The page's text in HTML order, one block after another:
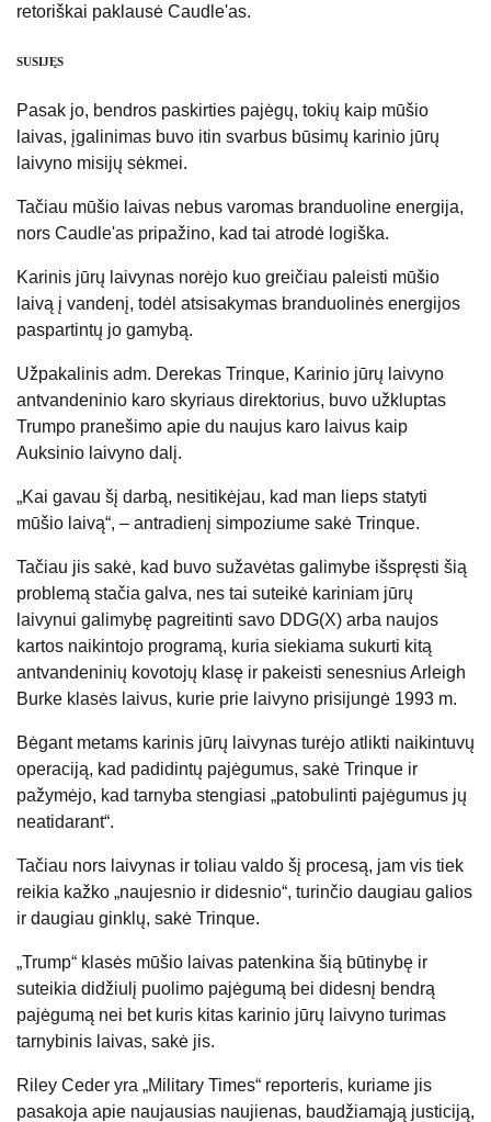
retoriškai paklausė Caudle'as.
SUSIJĘS
Pasak jo, bendros paskirties pajėgų, tokių kaip mūšio
laivas, įgalinimas buvo itin svarbus būsimų karinio jūrų
laivyno misijų sėkmei.
Tačiau mūšio laivas nebus varomas branduoline energija,
nors Caudle'as pripažino, kad tai atrodė logiška.
Karinis jūrų laivynas norėjo kuo greičiau paleisti mūšio
laivą į vandenį, todėl atsisakymas branduolinės energijos
paspartintų jo gamybą.
Užpakalinis adm. Derekas Trinque, Karinio jūrų laivyno
antvandeninio karo skyriaus direktorius, buvo užkluptas
Trumpo pranešimo apie du naujus karo laivus kaip
Auksinio laivyno dalį.
„Kai gavau šį darbą, nesitikėjau, kad man lieps statyti
mūšio laivą“, – antradienį simpoziume sakė Trinque.
Tačiau jis sakė, kad buvo sužavėtas galimybe išspręsti šią
problemą stačia galva, nes tai suteikė kariniam jūrų
laivynui galimybę pagreitinti savo DDG(X) arba naujos
kartos naikintojo programą, kuria siekiama sukurti kitą
antvandeninių kovotojų klasę ir pakeisti senesnius Arleigh
Burke klasės laivus, kurie prie laivyno prisijungė 1993 m.
Bėgant metams karinis jūrų laivynas turėjo atlikti naikintuvų
operaciją, kad padidintų pajėgumus, sakė Trinque ir
pažymėjo, kad tarnyba stengiasi „patobulinti pajėgumus jų
neatidarant“.
Tačiau nors laivynas ir toliau valdo šį procesą, jam vis tiek
reikia kažko „naujesnio ir didesnio“, turinčio daugiau galios
ir daugiau ginklų, sakė Trinque.
„Trump“ klasės mūšio laivas patenkina šią būtinybę ir
suteikia didžiulį puolimo pajėgumą bei didesnį bendrą
pajėgumą nei bet kuris kitas karinio jūrų laivyno turimas
tarnybinis laivas, sakė jis.
Riley Ceder yra „Military Times“ reporteris, kuriame jis
pasakoja apie naujausias naujienas, baudžiamąją justiciją,